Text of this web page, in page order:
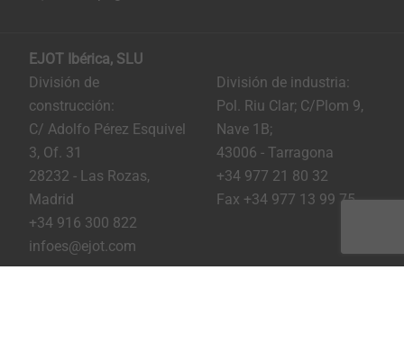
EJOT Ibérica, SLU
División de
construcción:
C/ Adolfo Pérez Esquivel
3, Of. 31
28232 - Las Rozas,
Madrid
+34 916 300 822
infoes@ejot.com
División de industria:
Pol. Riu Clar; C/Plom 9,
Nave 1B;
43006 - Tarragona
+34 977 21 80 32
Fax +34 977 13 99 75